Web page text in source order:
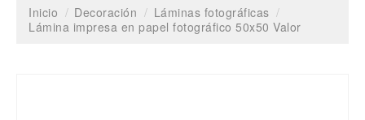
Inicio Decoración
Láminas fotográficas
Lámina impresa en papel fotográfico 50x50 Valor